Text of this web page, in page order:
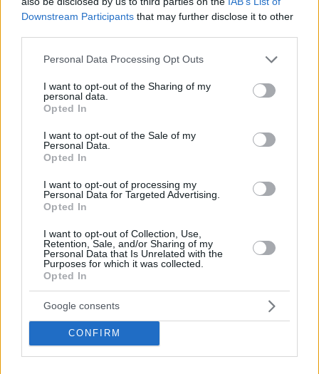
Downstream Participants that may further disclose it to other
Please note that this website/app uses one or more Google
not limited to your visit or usage behaviour. You may click to
grant or deny consent to Google and its third-party tags to
use your data for below specified purposes in below Google
consent section.
Personal Data Processing Opt Outs
I want to opt-out of the Sharing of my
personal data.
Opted In
I want to opt-out of the Sale of my
Personal Data.
Opted In
I want to opt-out of processing my
Personal Data for Targeted Advertising.
Opted In
I want to opt-out of Collection, Use,
Retention, Sale, and/or Sharing of my
Personal Data that Is Unrelated with the
Purposes for which it was collected.
Opted In
Google consents
CONFIRM
Σάννυ Χατζηαργύρη: Περνάω κάποια δύσκολα πράγματα
Ήρθε η στιγμή να ξαναμπώ σιγά-σιγά στο επάγγελμα,
πρόσθεσε η ηθοποιός σε άλλο σημείο